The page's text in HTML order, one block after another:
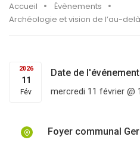
Accueil
Évènements
Archéologie et vision de l’au-
2026
11
Fév
Date de l'événement
mercredi 11 février @
Foyer communal